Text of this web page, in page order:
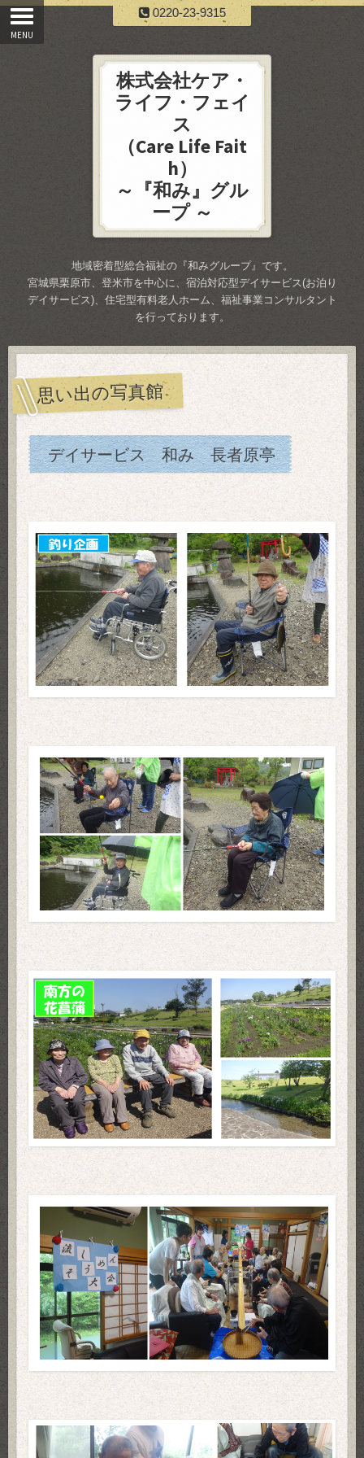
0220-23-9315
株式会社ケア・
ライフ・フェイ
ス
（Care Life Fait
h）
～『和み』グル
ープ ～
地域密着型総合福祉の『和みグループ』です。
宮城県栗原市、登米市を中心に、宿泊対応型デイサービス(お泊り
デイサービス)、住宅型有料老人ホーム、福祉事業コンサルタント
を行っております。
思い出の写真館
デイサービス 和み 長者原亭